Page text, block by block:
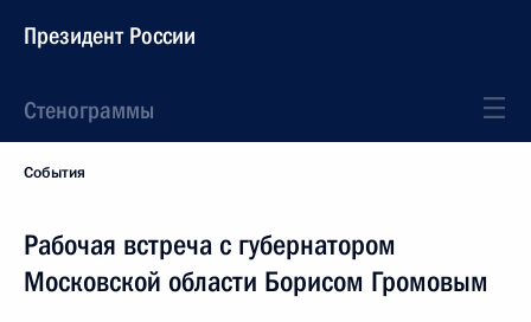
Президент России
Стенограммы
События
Рабочая встреча с губернатором
Московской области Борисом Громовым